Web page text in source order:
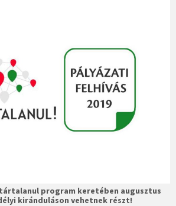
program keretében augusztus
kiránduláson vehetnek részt!